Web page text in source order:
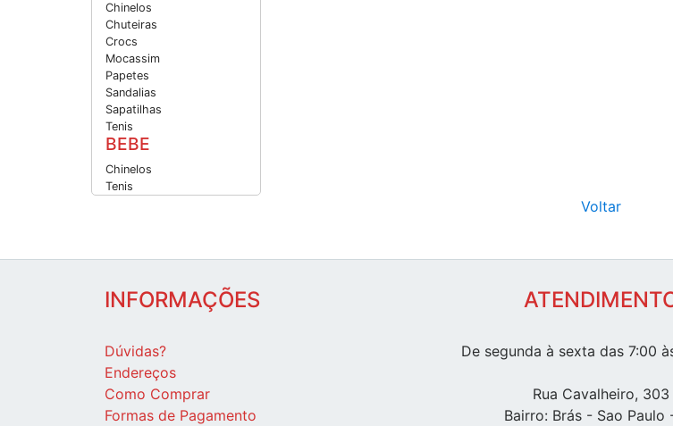
Chinelos
Chuteiras
Crocs
Mocassim
Papetes
Sandalias
Sapatilhas
Tenis
BEBE
Chinelos
Tenis
Voltar
INFORMAÇÕES
Dúvidas?
Endereços
Como Comprar
Formas de Pagamento
De segunda à sexta das 7:00
Rua Cavalheiro, 303
Bairro: Brás - Sao Paulo